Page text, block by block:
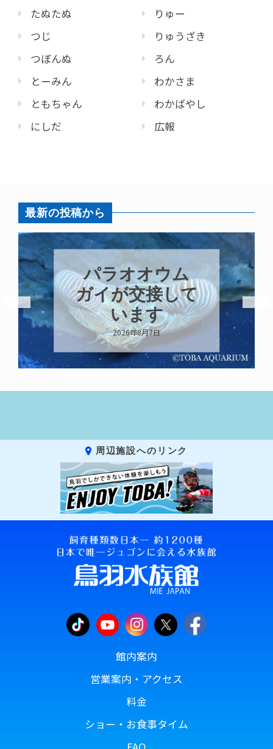
たぬたぬ
つじ
つぼんぬ
とーみん
ともちゃん
にしだ
りゅー
りゅうざき
ろん
わかさま
わかばやし
広報
最新の投稿から
パラオオウム
ガイが交接して
います
2026年8月7日
周辺施設へのリンク
館内案内
営業案内・アクセス
料金
ショー・お食事タイム